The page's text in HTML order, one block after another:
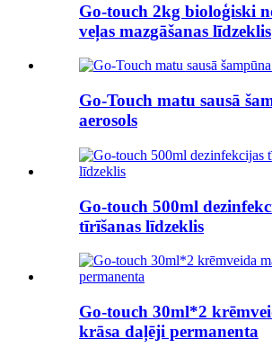
Go-touch 2kg bioloģiski
veļas mazgāšanas līdzeklis
Go-Touch matu sausā
aerosols
Go-touch 500ml
tīrīšanas līdzeklis
Go-touch 30ml*2
krāsa daļēji permanenta